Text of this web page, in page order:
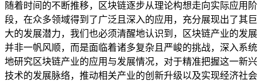
随着时间的不断推移，区块链逐步从理论构想走向实际应用阶
段，在众多领域得到了广泛且深入的应用，充分展现出了其巨
大的发展潜力，我们也必须清醒地认识到，区块链产业的发展
并非一帆风顺，而是面临着诸多复杂且严峻的挑战，深入系统
地研究区块链产业的应用与发展情况，对于精准把握这一新兴
技术的发展脉络，推动相关产业的创新升级以及实现经济社会